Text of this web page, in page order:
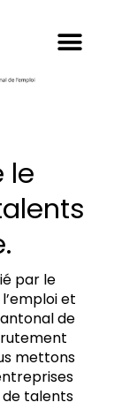
le
par le
et
de
mettons
de talents